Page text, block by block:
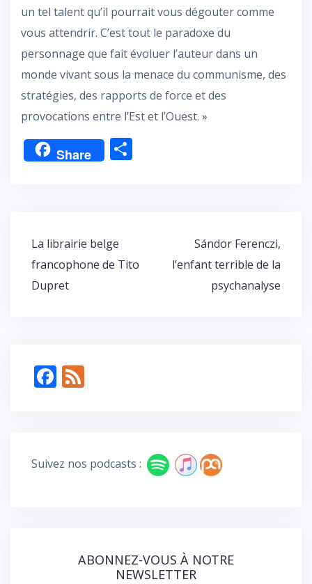
un tel talent qu’il pourrait vous dégouter comme
vous attendrir. C’est tout le paradoxe du
personnage que fait évoluer l’auteur dans un
monde vivant sous la menace du communisme, des
stratégies, des rapports de force et des
provocations entre l’Est et l’Ouest. »
Share
Navigation
de
l’article
La librairie belge
francophone de Tito
Dupret
Sándor Ferenczi,
l’enfant terrible de la
psychanalyse
F
o
Suivez nos podcasts :
ABONNEZ-VOUS À NOTRE
NEWSLETTER